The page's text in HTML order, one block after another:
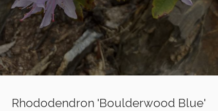
Rhododendron 'Boulderwood Blue'